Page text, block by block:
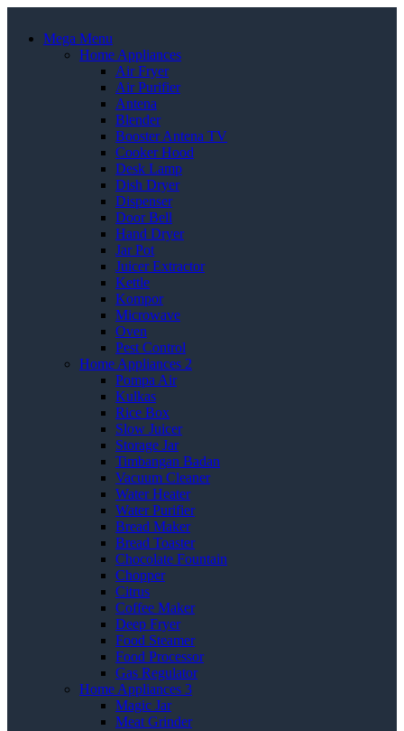
Mega Menu
Home Appliances
Air Fryer
Air Purifier
Antena
Blender
Booster Antena TV
Cooker Hood
Desk Lamp
Dish Dryer
Dispenser
Door Bell
Hand Dryer
Jar Pot
Juicer Extractor
Kettle
Kompor
Microwave
Oven
Pest Control
Home Appliances 2
Pompa Air
Kulkas
Rice Box
Slow Juicer
Storage Jar
Timbangan Badan
Vacuum Cleaner
Water Heater
Water Purifier
Bread Maker
Bread Toaster
Chocolate Fountain
Chopper
Citrus
Coffee Maker
Deep Fryer
Food Steamer
Food Processor
Gas Regulator
Home Appliances 3
Magic Jar
Meat Grinder